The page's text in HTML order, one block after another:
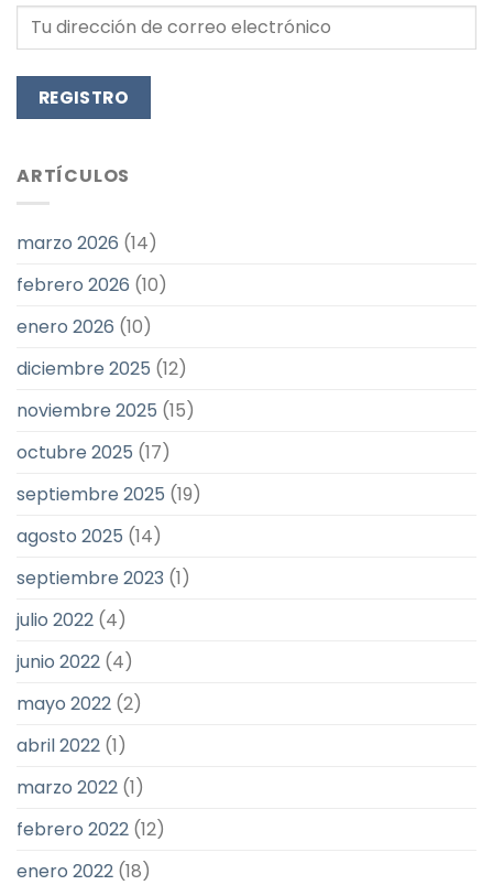
ARTÍCULOS
marzo 2026 (14)
febrero 2026 (10)
enero 2026 (10)
diciembre 2025 (12)
noviembre 2025 (15)
octubre 2025 (17)
septiembre 2025 (19)
agosto 2025 (14)
septiembre 2023 (1)
julio 2022 (4)
junio 2022 (4)
mayo 2022 (2)
abril 2022 (1)
marzo 2022 (1)
febrero 2022 (12)
enero 2022 (18)